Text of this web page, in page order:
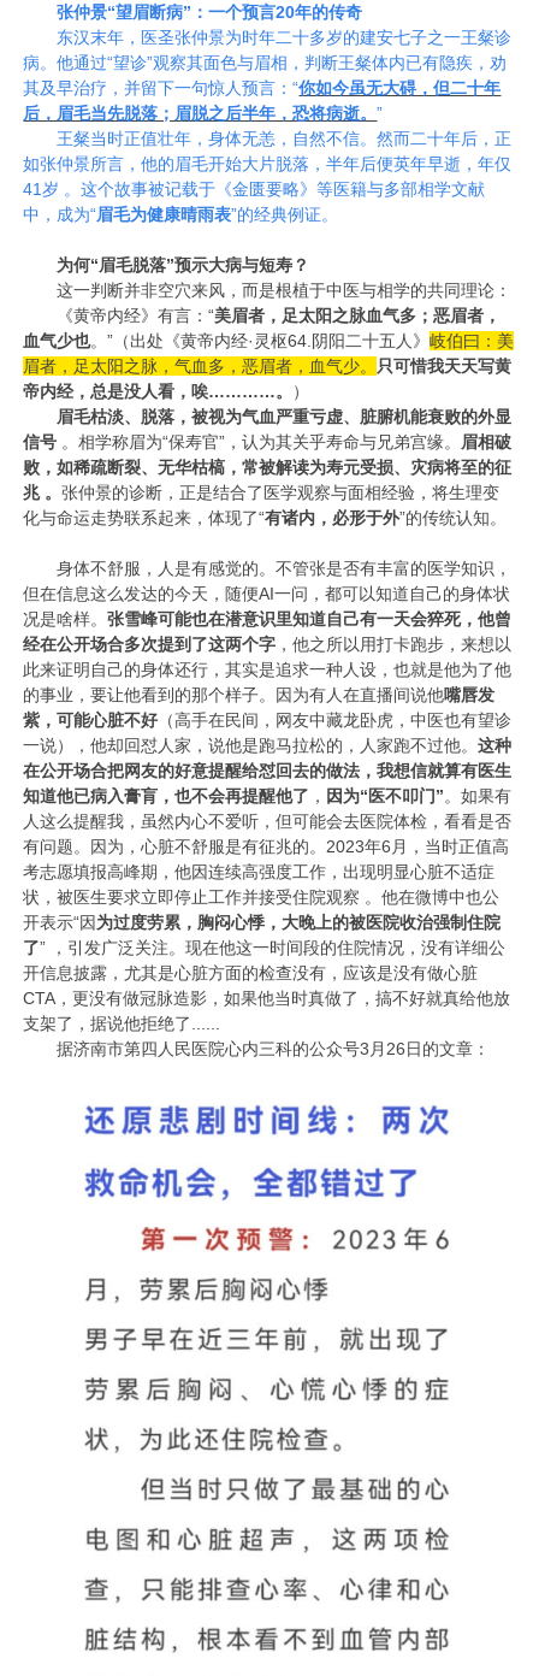
张仲景“望眉断病”：一个预言20年的传奇
东汉末年，医圣张仲景为时年二十多岁的建安七子之一王粲诊
病。他通过“望诊”观察其面色与眉相，判断王粲体内已有隐疾，劝
其及早治疗，并留下一句惊人预言：“你如今虽无大碍，但二十年
后，‌眉毛当先脱落‌；眉脱之后半年，恐将病逝。”
王粲当时正值壮年，身体无恙，自然不信。然而二十年后，正
如张仲景所言，他的眉毛开始大片脱落，半年后便英年早逝，年仅
41岁 。这个故事被记载于《‌金匮要略‌》等医籍与多部相学文献
中，成为“‌眉毛为健康晴雨表‌”的经典例证。
为何“眉毛脱落”预示大病与短寿？
这一判断并非空穴来风，而是根植于中医与相学的共同理论：
《黄帝内经》有言‌：“美眉者，足太阳之脉血气多；恶眉者，
血气少也。”（出处《黄帝内经·灵枢64.阴阳二十五人》岐伯曰：美
眉者，足太阳之脉，气血多，恶眉者，血气少。 只可惜我天天写黄
帝内经，总是没人看，唉…………。 ）
眉毛枯淡、脱落，被视为‌气血严重亏虚、脏腑机能衰败‌的外显
信号 。相学称眉为“保寿官”‌，认为其关乎寿命与兄弟宫缘。 眉相破
败，如稀疏断裂、无华枯槁，常被解读为‌寿元受损、灾病将至‌的征
兆 。张仲景的诊断，正是结合了‌医学观察与面相经验‌，将生理变
化与命运走势联系起来，体现了“‌有诸内，必形于外‌”的传统认知。
身体不舒服，人是有感觉的。不管张是否有丰富的医学知识，
但在信息这么发达的今天，随便AI一问，都可以知道自己的身体状
况是啥样。张雪峰可能也在潜意识里知道自己有一天会猝死，他曾
经在公开场合多次提到了这两个字 ，他之所以用打卡跑步，来想以
此来证明自己的身体还行，其实是追求一种人设，也就是他为了他
的事业，要让他看到的那个样子。因为有人在直播间说他嘴唇发
紫，可能心脏不好 （高手在民间，网友中藏龙卧虎，中医也有望诊
一说），他却回怼人家，说他是跑马拉松的，人家跑不过他。这种
在公开场合把网友的好意提醒给怼回去的做法，我想信就算有医生
知道他已病入膏肓，也不会再提醒他了 ， 因为“医不叩门”。如果有
人这么提醒我，虽然内心不爱听，但可能会去医院体检，看看是否
有问题。因为，心脏不舒服是有征兆的。2023年6月，当时正值高
考志愿填报高峰期，他因连续高强度工作，出现明显心脏不适症
状，被医生要求立即停止工作并接受住院观察 。他在微博中也公
开表示“因为过度劳累，胸闷心悸，大晚上的被医院收治强制住院
了” ，引发广泛关注。现在他这一时间段的住院情况，没有详细公
开信息披露，尤其是心脏方面的检查没有，应该是没有做心脏
CTA，更没有做冠脉造影，如果他当时真做了，搞不好就真给他放
支架了，据说他拒绝了......
据济南市第四人民医院心内三科的公众号3月26日的文章：